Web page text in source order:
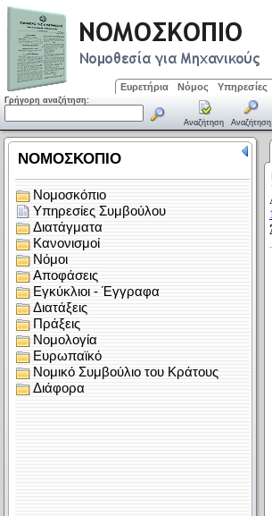
Ευρετήρια Νόμος Υπηρεσίες
Γρήγορη αναζήτηση:
Αναζήτηση Αναζήτηση